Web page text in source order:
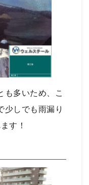
も多いため、こ
少しでも雨漏り
す！